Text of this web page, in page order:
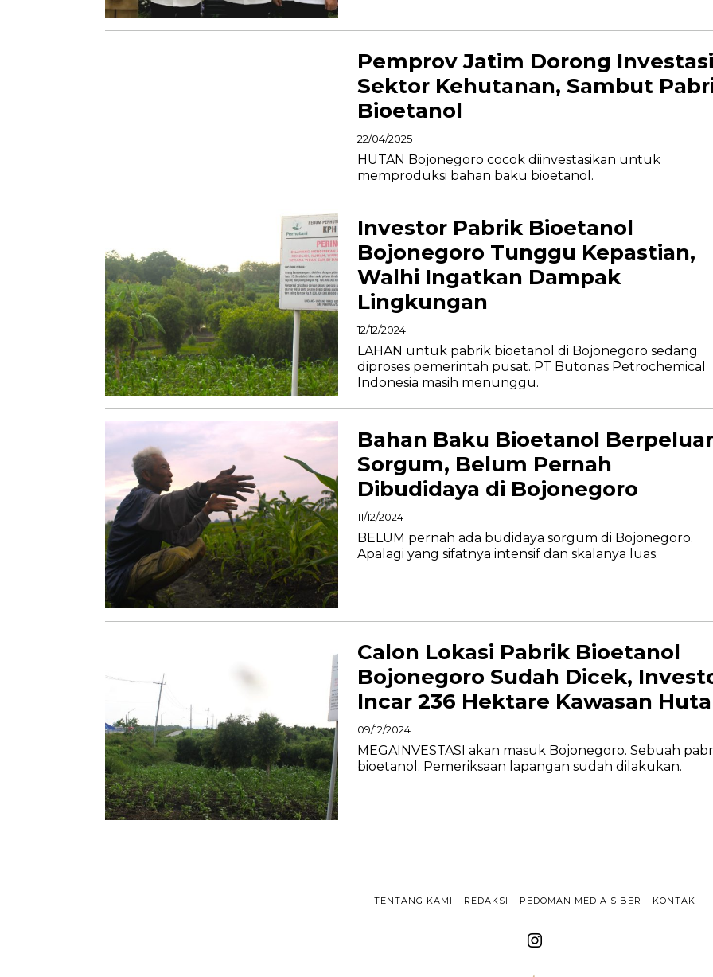
Pemprov Jatim Dorong Investasi
Sektor Kehutanan, Sambut
Bioetanol
22/04/2025
HUTAN Bojonegoro cocok diinvestasikan untuk
memproduksi bahan baku bioetanol.
Investor Pabrik Bioetanol
Bojonegoro Tunggu Kepastian,
Walhi Ingatkan Dampak
Lingkungan
12/12/2024
LAHAN untuk pabrik bioetanol di Bojonegoro sedang
diproses pemerintah pusat. PT Butonas Petrochemical
Indonesia masih menunggu.
Bahan Baku Bioetanol
Sorgum, Belum Pernah
Dibudidaya di Bojonegoro
11/12/2024
BELUM pernah ada budidaya sorgum di Bojonegoro.
Apalagi yang sifatnya intensif dan skalanya luas.
Calon Lokasi Pabrik Bioetanol
Bojonegoro Sudah Dicek,
Incar 236 Hektare Kawasan
09/12/2024
MEGAINVESTASI akan masuk Bojonegoro. Sebuah
bioetanol. Pemeriksaan lapangan sudah dilakukan.
TENTANG KAMI REDAKSI PEDOMAN MEDIA SIBER KONTAK